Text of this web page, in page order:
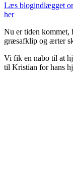
Læs blogindlægget
her
Nu er tiden kommet,
græsafklip og ærter
Vi fik en nabo til at
til Kristian for hans